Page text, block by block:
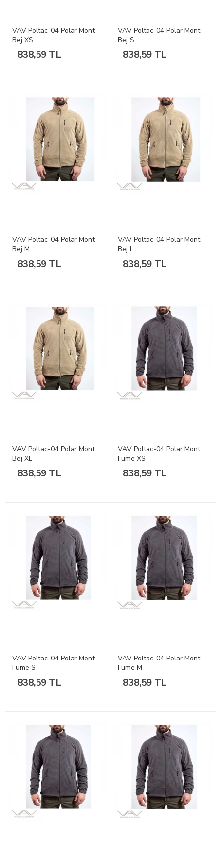
VAV Poltac-04 Polar Mont
Bej XS
838,59 TL
VAV Poltac-04 Polar Mont
Bej S
838,59 TL
VAV Poltac-04 Polar Mont
Bej M
838,59 TL
VAV Poltac-04 Polar Mont
Bej L
838,59 TL
VAV Poltac-04 Polar Mont
Bej XL
838,59 TL
VAV Poltac-04 Polar Mont
Füme XS
838,59 TL
VAV Poltac-04 Polar Mont
Füme S
838,59 TL
VAV Poltac-04 Polar Mont
Füme M
838,59 TL